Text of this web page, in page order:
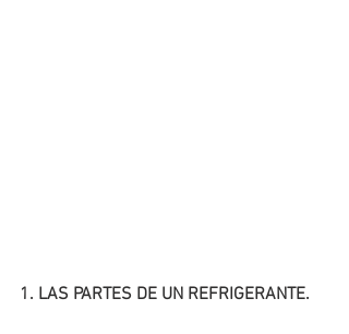
1. LAS PARTES DE UN REFRIGERANTE.